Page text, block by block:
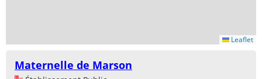
Leaflet
Maternelle de Marson